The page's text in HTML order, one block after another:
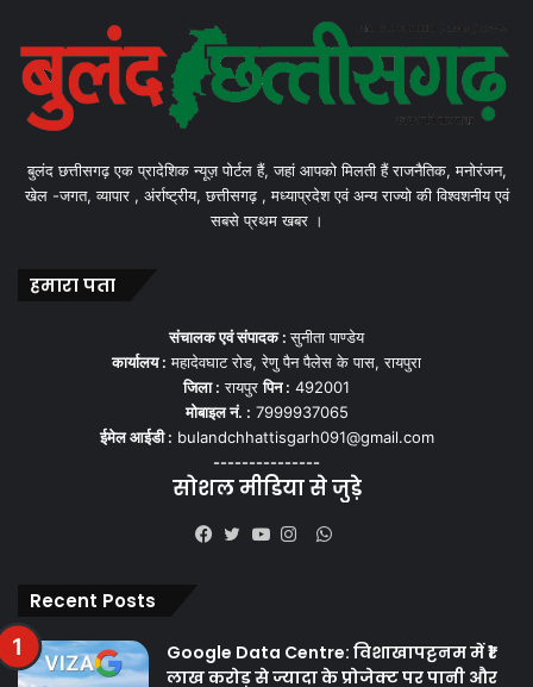
बुलंद छत्तीसगढ़ एक प्रादेशिक न्यूज़ पोर्टल हैं, जहां आपको मिलती हैं राजनैतिक, मनोरंजन,
खेल -जगत, व्यापार , अंर्राष्ट्रीय, छत्तीसगढ़ , मध्याप्रदेश एवं अन्य राज्यो की विश्वशनीय एवं
सबसे प्रथम खबर ।
हमारा पता
संचालक एवं संपादक :सुनीता पाण्डेय
कार्यालय : महादेवघाट रोड, रेणु पैन पैलेस के पास, रायपुरा
जिला : रायपुरपिन : 492001
मोबाइल नं. : 7999937065
ईमेल आईडी : bulandchhattisgarh091@gmail.com
---------------
सोशल मीडिया से जुड़े
WhatsApp
Recent Posts
Google Data Centre: विशाखापट्टनम में ₹1
लाख करोड़ से ज्यादा के प्रोजेक्ट पर पानी और